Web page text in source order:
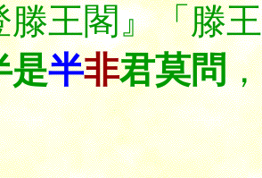
滕王閣』「滕
是半非君莫問